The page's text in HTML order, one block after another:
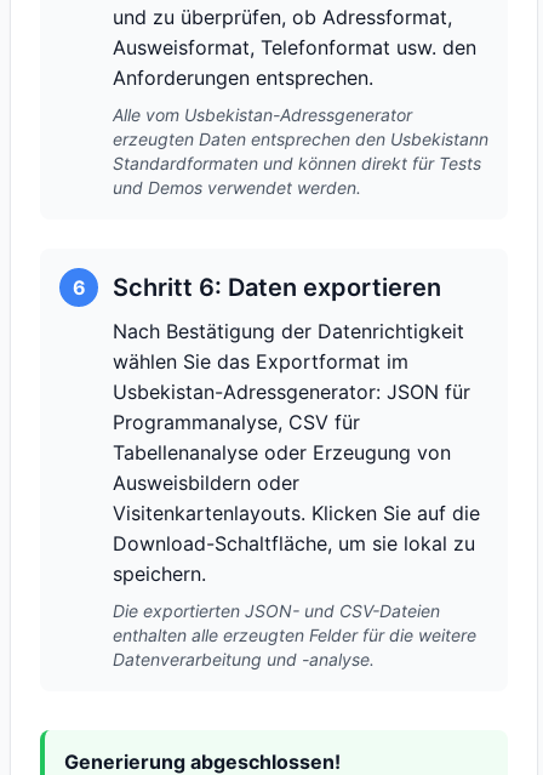
und zu überprüfen, ob Adressformat,
Ausweisformat, Telefonformat usw. den
Anforderungen entsprechen.
Alle vom Usbekistan-Adressgenerator
erzeugten Daten entsprechen den Usbekistann
Standardformaten und können direkt für Tests
und Demos verwendet werden.
6 Schritt 6: Daten exportieren
Nach Bestätigung der Datenrichtigkeit
wählen Sie das Exportformat im
Usbekistan-Adressgenerator: JSON für
Programmanalyse, CSV für
Tabellenanalyse oder Erzeugung von
Ausweisbildern oder
Visitenkartenlayouts. Klicken Sie auf die
Download-Schaltfläche, um sie lokal zu
speichern.
Die exportierten JSON- und CSV-Dateien
enthalten alle erzeugten Felder für die weitere
Datenverarbeitung und -analyse.
Generierung abgeschlossen!